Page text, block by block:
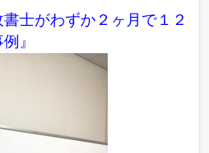
書士がわずか２ヶ月で１２
』